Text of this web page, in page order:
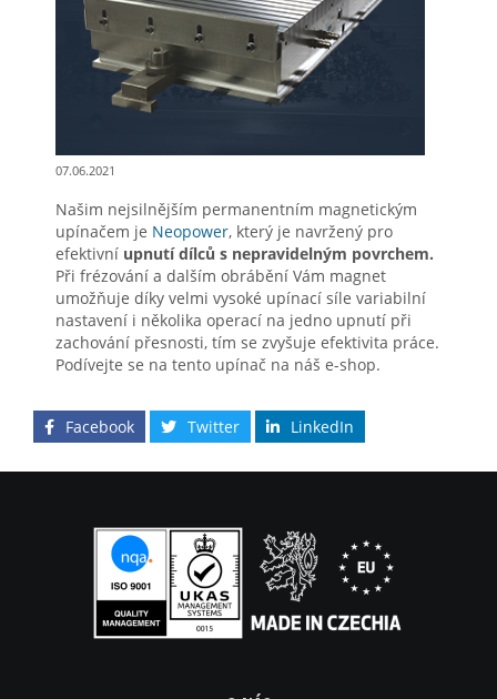
07.06.2021
Našim nejsilnějším permanentním magnetickým
upínačem je Neopower, který je navržený pro
efektivní upnutí dílců s nepravidelným povrchem.
Při frézování a dalším obrábění Vám magnet
umožňuje díky velmi vysoké upínací síle variabilní
nastavení i několika operací na jedno upnutí při
zachování přesnosti, tím se zvyšuje efektivita práce.
Podívejte se na tento upínač na náš e-shop.
Facebook Twitter LinkedIn